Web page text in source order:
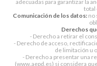
adecuadas para garantizar la
total
Comunicación de los datos: no
Derechos
- Derecho a retirar el
- Derecho de acceso,
de limitación u
- Derecho a presentar una
(www.aepd.es) si considera